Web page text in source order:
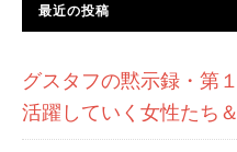
最近の投稿
グスタフの黙示録・第
活躍していく女性たち